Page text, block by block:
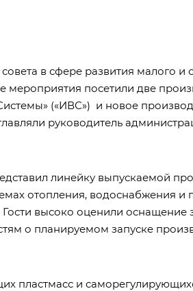
в сфере развития малого и
мероприятия посетили две
(«ИВС») и новое
руководитель
линейку выпускаемой
отопления, водоснабжения и
высоко оценили оснащение
о планируемом запуске
пластмасс и